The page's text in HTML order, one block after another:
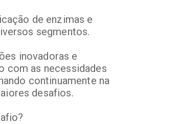
de enzimas e
segmentos.
inovadoras e
com as necessidades
continuamente na
desafios.